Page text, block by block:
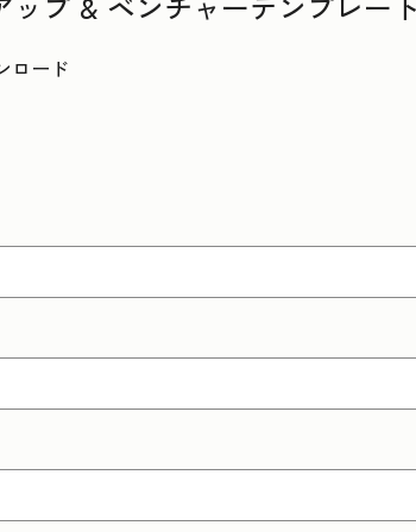
ロード